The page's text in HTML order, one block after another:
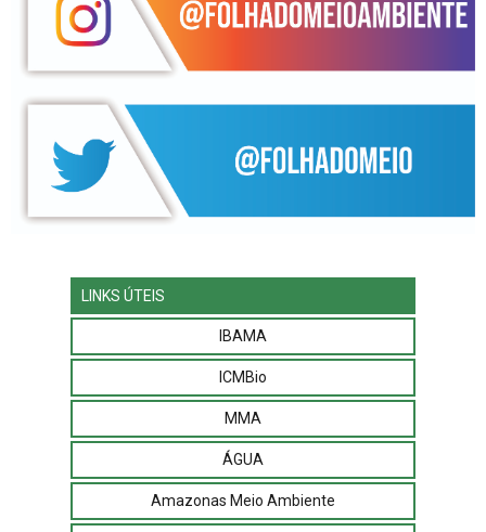
LINKS ÚTEIS
IBAMA
ICMBio
MMA
ÁGUA
Amazonas Meio Ambiente